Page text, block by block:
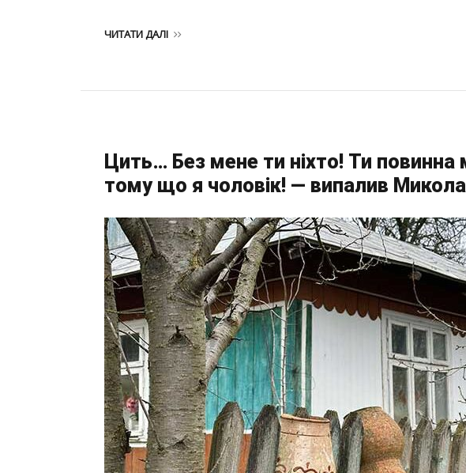
ЧИТАТИ ДАЛІ
Цить… Без мене ти ніхто! Ти повинна
тому що я чоловік! — випалив Микола